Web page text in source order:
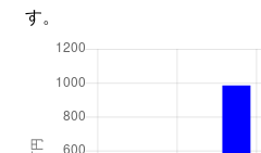
す。